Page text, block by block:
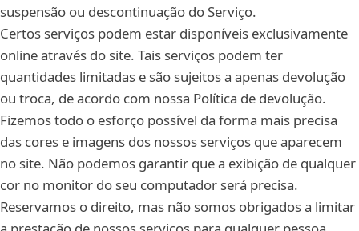
suspensão ou descontinuação do Serviço.
Certos serviços podem estar disponíveis exclusivamente
online através do site. Tais serviços podem ter
quantidades limitadas e são sujeitos a apenas devolução
ou troca, de acordo com nossa Política de devolução.
Fizemos todo o esforço possível da forma mais precisa
das cores e imagens dos nossos serviços que aparecem
no site. Não podemos garantir que a exibição de qualquer
cor no monitor do seu computador será precisa.
Reservamos o direito, mas não somos obrigados a limitar